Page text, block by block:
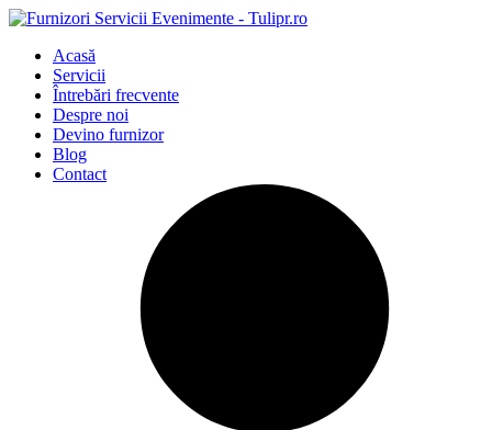
Acasă
Servicii
Întrebări frecvente
Despre noi
Devino furnizor
Blog
Contact